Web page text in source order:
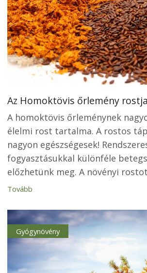
Az Homoktövis őrlemény
A homoktövis őrleménynek
élelmi rost tartalma. A rostos
nagyon egészségesek!
fogyasztásukkal különféle
előzhetünk meg. A növényi
Tovább
Gyógynövény